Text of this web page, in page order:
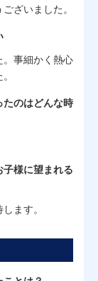
ざいました。
事細かく熱心
たのはどんな時
子様に望まれる
ます。